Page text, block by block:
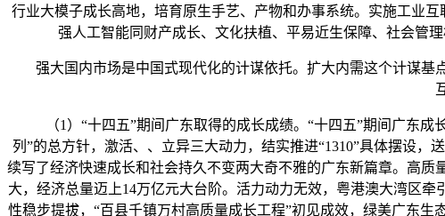
行业大模子成长高地，培育原生手艺、产物和办事系统。实施工业
强人工智能同财产成长、文化扶植、平易近生保障、社会管
强大国内市场是中国式现代化的计谋依托。扩大内需这个计谋基
（1）“十四五”期间广东取得的成长成绩。“十四五”期间广东成
列”的总方针，激活、、立异三大动力，结实推进“1310”具体摆设
续写了经济快速成长和社会持久不变两大奇不雅的广东新篇章。高
大，经济总量迈上14万亿元大台阶。活力动力无效，粤港澳大湾区
性稳步提拔，“百县千镇万村高质量成长工程”初见成效，绿美广东